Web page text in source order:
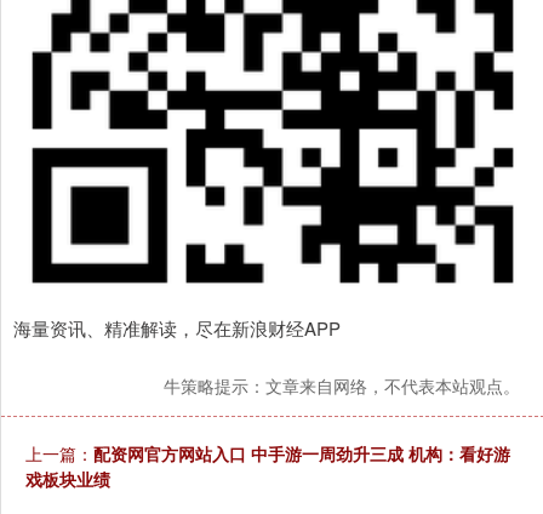
海量资讯、精准解读，尽在新浪财经APP
牛策略提示：文章来自网络，不代表本站观点。
上一篇： 配资网官方网站入口 中手游一周劲升三成 机构：看好游
戏板块业绩